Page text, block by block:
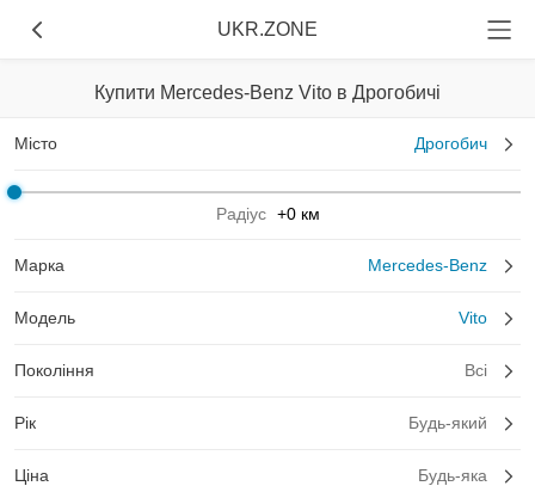
UKR.ZONE
Купити Mercedes-Benz Vito в Дрогобичі
Місто Дрогобич
Радіус +0 км
Марка Mercedes-Benz
Модель Vito
Покоління Всі
Рік Будь-який
Ціна Будь-яка